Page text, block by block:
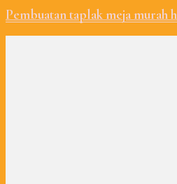
Pembuatan taplak meja murah